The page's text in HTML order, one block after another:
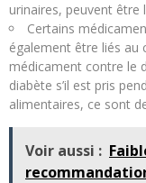
urinaires, peuvent être
Certains
également être liés au
médicament contre le
diabète s’il est pris
alimentaires, ce sont
Voir aussi :